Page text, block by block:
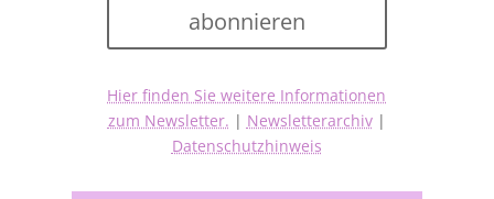
abonnieren
Hier finden Sie weitere Informationen
zum Newsletter. | Newsletterarchiv|
Datenschutzhinweis